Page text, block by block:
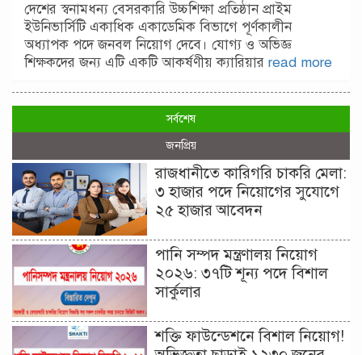
দেশের স্বনামধন্য বেসরকারি উচ্চশিক্ষা প্রতিষ্ঠান প্রাইম
ইউনিভার্সিটি একাধিক একাডেমিক বিভাগে পূর্ণকালীন
অধ্যাপক পদে জনবল নিয়োগ দেবে। যোগ্য ও অভিজ্ঞ
শিক্ষকদের জন্য এটি একটি আকর্ষণীয় ক্যারিয়ার read more
সর্বশেষ
জনপ্রিয়
রাজধানীতে কারিগরি চাকরি মেলা:
৩ হাজার পদে নিয়োগের সুযোগে
২৫ হাজার আবেদন
পানি সম্পদ মন্ত্রণালয় নিয়োগ
২০২৬: ৩৭টি শূন্য পদে বিশাল
সার্কুলার
শক্তি ফাউন্ডেশনে বিশাল নিয়োগ!